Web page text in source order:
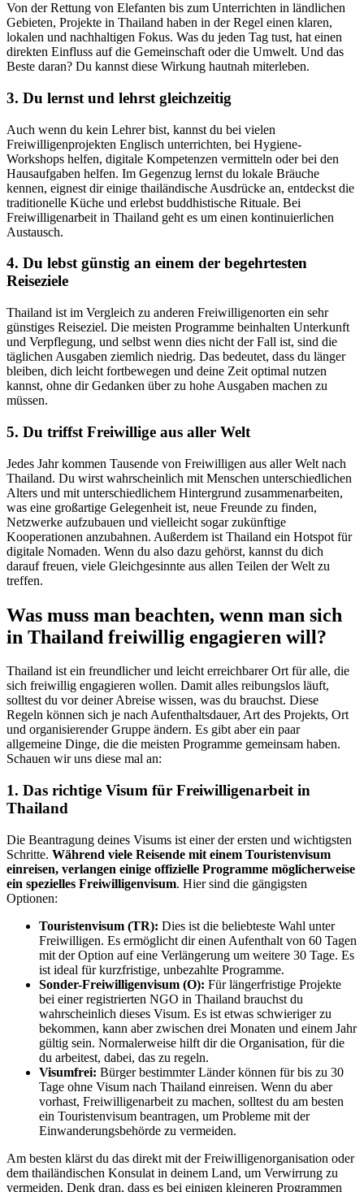
Von der Rettung von Elefanten bis zum Unterrichten in ländlichen
Gebieten, Projekte in Thailand haben in der Regel einen klaren,
lokalen und nachhaltigen Fokus. Was du jeden Tag tust, hat einen
direkten Einfluss auf die Gemeinschaft oder die Umwelt. Und das
Beste daran? Du kannst diese Wirkung hautnah miterleben.
3. Du lernst und lehrst gleichzeitig
Auch wenn du kein Lehrer bist, kannst du bei vielen
Freiwilligenprojekten Englisch unterrichten, bei Hygiene-
Workshops helfen, digitale Kompetenzen vermitteln oder bei den
Hausaufgaben helfen. Im Gegenzug lernst du lokale Bräuche
kennen, eignest dir einige thailändische Ausdrücke an, entdeckst die
traditionelle Küche und erlebst buddhistische Rituale. Bei
Freiwilligenarbeit in Thailand geht es um einen kontinuierlichen
Austausch.
4. Du lebst günstig an einem der begehrtesten
Reiseziele
Thailand ist im Vergleich zu anderen Freiwilligenorten ein sehr
günstiges Reiseziel. Die meisten Programme beinhalten Unterkunft
und Verpflegung, und selbst wenn dies nicht der Fall ist, sind die
täglichen Ausgaben ziemlich niedrig. Das bedeutet, dass du länger
bleiben, dich leicht fortbewegen und deine Zeit optimal nutzen
kannst, ohne dir Gedanken über zu hohe Ausgaben machen zu
müssen.
5. Du triffst Freiwillige aus aller Welt
Jedes Jahr kommen Tausende von Freiwilligen aus aller Welt nach
Thailand. Du wirst wahrscheinlich mit Menschen unterschiedlichen
Alters und mit unterschiedlichem Hintergrund zusammenarbeiten,
was eine großartige Gelegenheit ist, neue Freunde zu finden,
Netzwerke aufzubauen und vielleicht sogar zukünftige
Kooperationen anzubahnen. Außerdem ist Thailand ein Hotspot für
digitale Nomaden. Wenn du also dazu gehörst, kannst du dich
darauf freuen, viele Gleichgesinnte aus allen Teilen der Welt zu
treffen.
Was muss man beachten, wenn man sich
in Thailand freiwillig engagieren will?
Thailand ist ein freundlicher und leicht erreichbarer Ort für alle, die
sich freiwillig engagieren wollen. Damit alles reibungslos läuft,
solltest du vor deiner Abreise wissen, was du brauchst. Diese
Regeln können sich je nach Aufenthaltsdauer, Art des Projekts, Ort
und organisierender Gruppe ändern. Es gibt aber ein paar
allgemeine Dinge, die die meisten Programme gemeinsam haben.
Schauen wir uns diese mal an:
1. Das richtige Visum für Freiwilligenarbeit in
Thailand
Die Beantragung deines Visums ist einer der ersten und wichtigsten
Schritte. Während viele Reisende mit einem Touristenvisum
einreisen, verlangen einige offizielle Programme möglicherweise
ein spezielles Freiwilligenvisum. Hier sind die gängigsten
Optionen:
Touristenvisum (TR): Dies ist die beliebteste Wahl unter
Freiwilligen. Es ermöglicht dir einen Aufenthalt von 60 Tagen
mit der Option auf eine Verlängerung um weitere 30 Tage. Es
ist ideal für kurzfristige, unbezahlte Programme.
Sonder-Freiwilligenvisum (O): Für längerfristige Projekte
bei einer registrierten NGO in Thailand brauchst du
wahrscheinlich dieses Visum. Es ist etwas schwieriger zu
bekommen, kann aber zwischen drei Monaten und einem Jahr
gültig sein. Normalerweise hilft dir die Organisation, für die
du arbeitest, dabei, das zu regeln.
Visumfrei: Bürger bestimmter Länder können für bis zu 30
Tage ohne Visum nach Thailand einreisen. Wenn du aber
vorhast, Freiwilligenarbeit zu machen, solltest du am besten
ein Touristenvisum beantragen, um Probleme mit der
Einwanderungsbehörde zu vermeiden.
Am besten klärst du das direkt mit der Freiwilligenorganisation oder
dem thailändischen Konsulat in deinem Land, um Verwirrung zu
vermeiden. Denk dran, dass es bei einigen kleineren Programmen